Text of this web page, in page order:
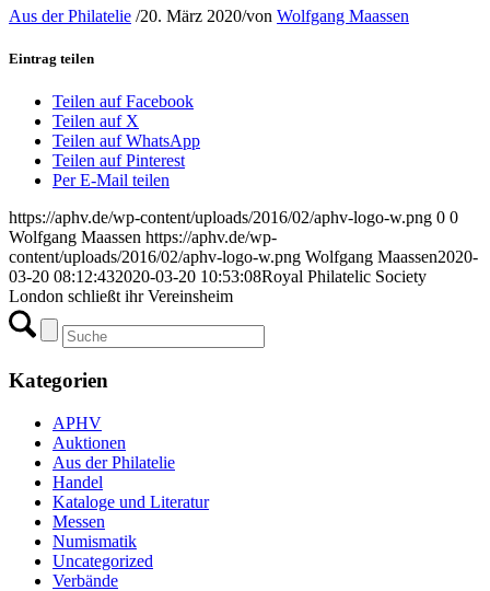
Aus der Philatelie /20. März 2020/von Wolfgang Maassen
Eintrag teilen
Teilen auf Facebook
Teilen auf X
Teilen auf WhatsApp
Teilen auf Pinterest
Per E-Mail teilen
https://aphv.de/wp-content/uploads/2016/02/aphv-logo-w.png 0 0
Wolfgang Maassen https://aphv.de/wp-
content/uploads/2016/02/aphv-logo-w.png Wolfgang Maassen2020-
03-20 08:12:432020-03-20 10:53:08Royal Philatelic Society
London schließt ihr Vereinsheim
Kategorien
APHV
Auktionen
Aus der Philatelie
Handel
Kataloge und Literatur
Messen
Numismatik
Uncategorized
Verbände